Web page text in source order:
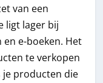
van een
ligt lager bij
e-boeken. Het
te verkopen
je producten die